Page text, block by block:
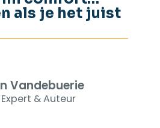
als je het juist
Vandebuerie
Expert & Auteur